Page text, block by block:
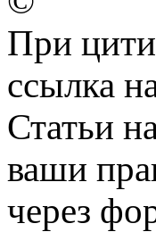
При
ссылка
Статьи
ваши
через